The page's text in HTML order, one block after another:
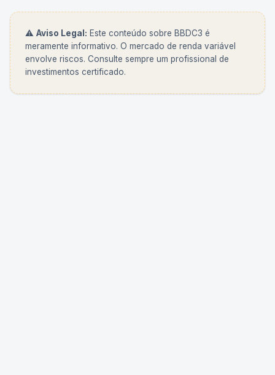
⚠️ Aviso Legal: Este conteúdo sobre BBDC3 é
meramente informativo. O mercado de renda variável
envolve riscos. Consulte sempre um profissional de
investimentos certificado.